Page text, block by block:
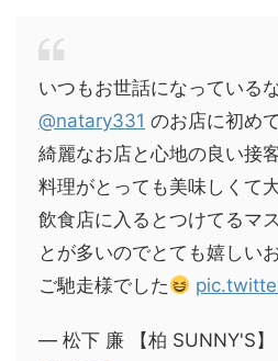
いつもお世話になっている
@natary331 のお店に初め
綺麗なお店と心地の良い接
料理がとっても美味しくて
飲食店に入るとつけてるマ
とが多いのでとても嬉しい
ご馳走様でした
— 松下 廉 【柏 SUNNY'S